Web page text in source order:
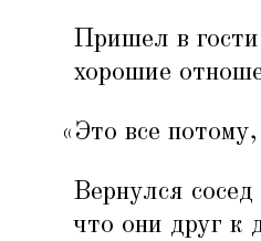
Пришел в
хорошие
« Это все
Вернулся
что они друг к